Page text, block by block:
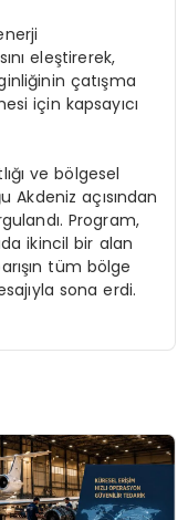
eleştirerek,
çatışma
için kapsayıcı
ve bölgesel
Akdeniz açısından
Program,
ikincil bir alan
tüm bölge
sona erdi.